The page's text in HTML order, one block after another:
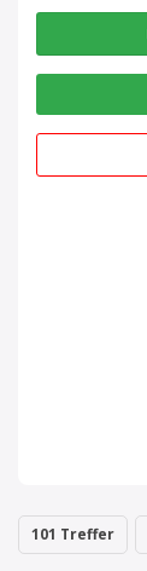
101 Treffer